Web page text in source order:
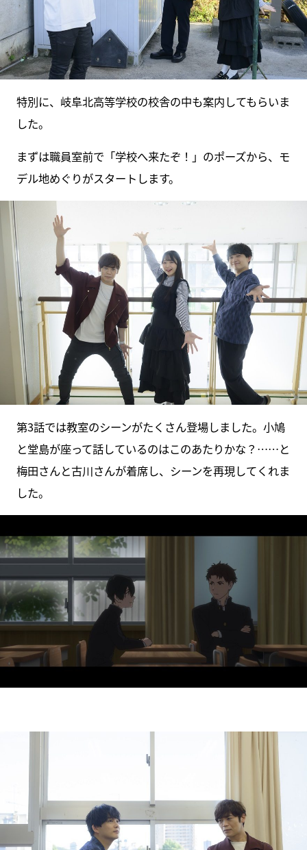
特別に、岐阜北高等学校の校舎の中も案内してもらいま
した。
まずは職員室前で「学校へ来たぞ！」のポーズから、モ
デル地めぐりがスタートします。
第3話では教室のシーンがたくさん登場しました。小鳩
と堂島が座って話しているのはこのあたりかな？……と
梅田さんと古川さんが着席し、シーンを再現してくれま
した。